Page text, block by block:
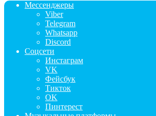
Мессенджеры
Viber
Telegram
Whatsapp
Discord
Соцсети
Инстаграм
VK
Фейсбук
Тикток
OK
Пинтерест